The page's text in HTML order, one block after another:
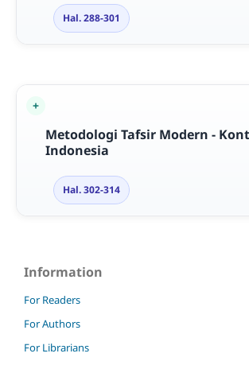
Hal. 288-301
Metodologi Tafsir Modern -
Indonesia
Hal. 302-314
Information
For Readers
For Authors
For Librarians